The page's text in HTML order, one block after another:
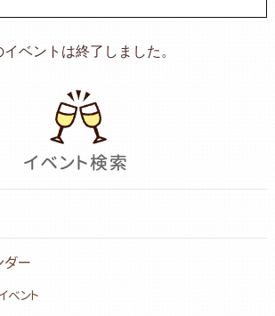
イベントは終了しました。
ダー
ベント